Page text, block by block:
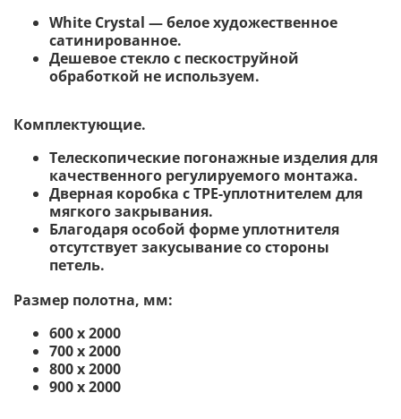
White Сrystal — белое художественное
сатинированное.
Дешевое стекло с пескоструйной
обработкой не используем.
Комплектующие.
Телескопические погонажные изделия для
качественного регулируемого монтажа.
Дверная коробка с TPE-уплотнителем для
мягкого закрывания.
Благодаря особой форме уплотнителя
отсутствует закусывание со стороны
петель.
Размер полотна, мм:
600 х 2000
700 х 2000
800 х 2000
900 х 2000